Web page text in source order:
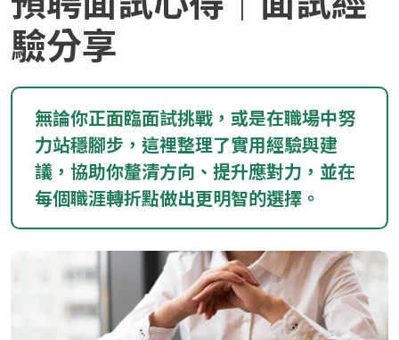
成 就 一 直 前 進 的 你
loanding...
驗分享
無論你正面臨面試挑戰，或是在職場中努
力站穩腳步，這裡整理了實用經驗與建
議，協助你釐清方向、提升應對力，並在
每個職涯轉折點做出更明智的選擇。